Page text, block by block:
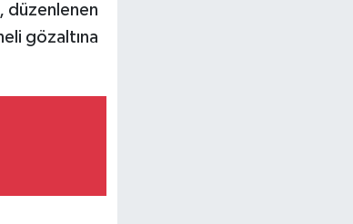
düzenlenen
gözaltına